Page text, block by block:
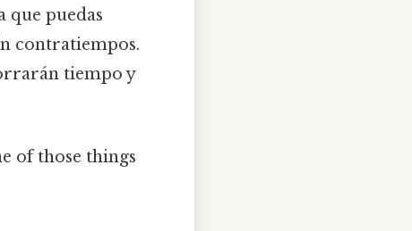
que puedas
contratiempos.
tiempo y
of those things